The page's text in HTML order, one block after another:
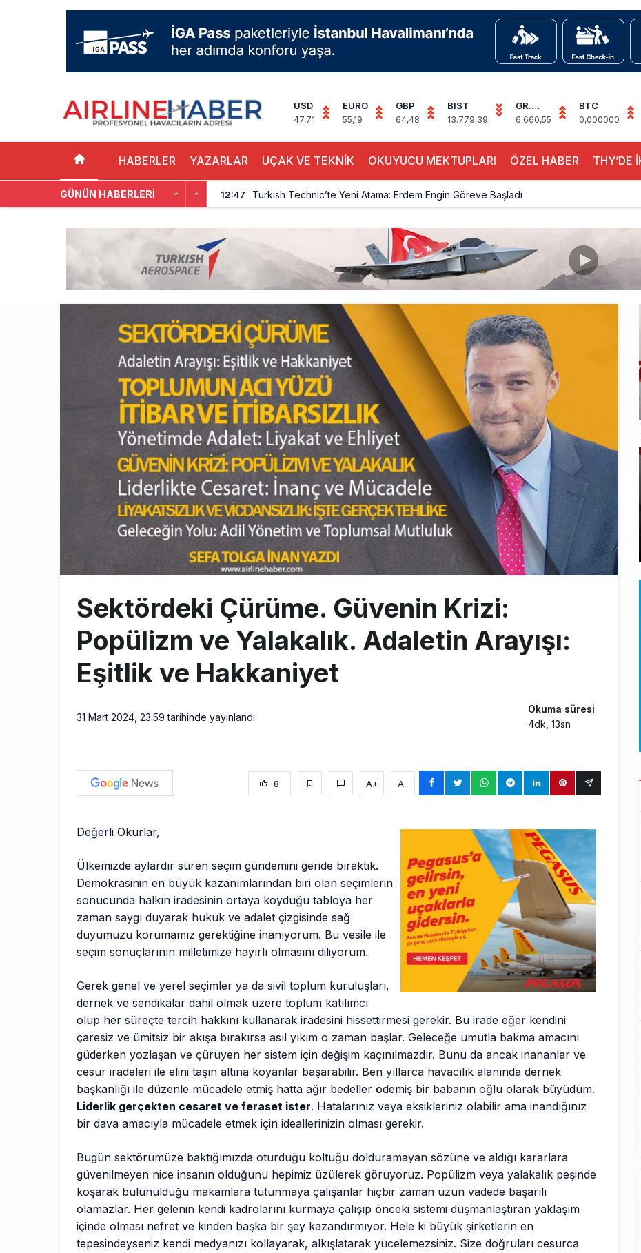
USD
47,71
EURO
55,19
GBP
64,48
BIST
13.779,39
GR.
ALTIN
6.660,55
BTC
0,000000
HABERLER YAZARLAR UÇAK VE TEKNİK OKUYUCU MEKTUPLARI ÖZEL HABER THY’DE
GÜNÜN HABERLERI 12:47 Turkish Technic’te Yeni Atama: Erdem Engin Göreve Başladı
İstanbul Havalimanı Avrupa’nın En Yoğunu Oldu, Dünyada 7’nciliğe Yükseldi
THY’nin Washington Uçağı Bulgaristan Üzerinden Geri Döndü
10:48 TOLUN P’den Yeni Atış Testi: AKINCI Hedefi Tam İsabetle Vurdu
10:26 Türkiye’nin Milli Motor Projelerinde Yeni Dönem: TEI TEKNOLOJİ Kuruldu
18:40 SunExpress Günlük Yolcu Rekorunu 72 Bin 340’a Çıkardı
17:59 İstanbul Havalimanı’nın 4. Pistinde İlk Test Uçuşu Yapıldı
Sektördeki Çürüme. Güvenin Krizi:
Popülizm ve Yalakalık. Adaletin Arayışı:
Eşitlik ve Hakkaniyet
31 Mart 2024, 23:59 tarihinde yayınlandı
Okuma süresi
4dk, 13sn
8 A+ A-
Değerli Okurlar,
Ülkemizde aylardır süren seçim gündemini geride bıraktık.
Demokrasinin en büyük kazanımlarından biri olan seçimlerin
sonucunda halkın iradesinin ortaya koyduğu tabloya her
zaman saygı duyarak hukuk ve adalet çizgisinde sağ
duyumuzu korumamız gerektiğine inanıyorum. Bu vesile ile
seçim sonuçlarının milletimize hayırlı olmasını diliyorum.
Gerek genel ve yerel seçimler ya da sivil toplum kuruluşları,
dernek ve sendikalar dahil olmak üzere toplum katılımcı
olup her süreçte tercih hakkını kullanarak iradesini hissettirmesi gerekir. Bu irade eğer kendini
çaresiz ve ümitsiz bir akışa bırakırsa asıl yıkım o zaman başlar. Geleceğe umutla bakma amacını
güderken yozlaşan ve çürüyen her sistem için değişim kaçınılmazdır. Bunu da ancak inananlar ve
cesur iradeleri ile elini taşın altına koyanlar başarabilir. Ben yıllarca havacılık alanında dernek
başkanlığı ile düzenle mücadele etmiş hatta ağır bedeller ödemiş bir babanın oğlu olarak büyüdüm.
Liderlik gerçekten cesaret ve feraset ister. Hatalarınız veya eksikleriniz olabilir ama inandığınız
bir dava amacıyla mücadele etmek için ideallerinizin olması gerekir.
Bugün sektörümüze baktığımızda oturduğu koltuğu dolduramayan sözüne ve aldığı kararlara
güvenilmeyen nice insanın olduğunu hepimiz üzülerek görüyoruz. Popülizm veya yalakalık peşinde
koşarak bulunulduğu makamlara tutunmaya çalışanlar hiçbir zaman uzun vadede başarılı
olamazlar. Her gelenin kendi kadrolarını kurmaya çalışıp önceki sistemi düşmanlaştıran yaklaşım
içinde olması nefret ve kinden başka bir şey kazandırmıyor. Hele ki büyük şirketlerin en
tepesindeyseniz kendi medyanızı kollayarak, alkışlatarak yücelemezsiniz. Size doğruları cesurca